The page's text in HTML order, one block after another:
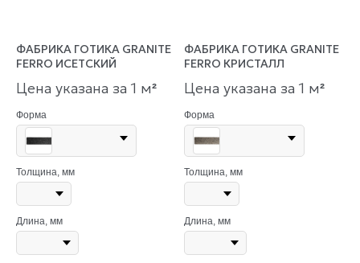
ФАБРИКА ГОТИКА GRANITE
FERRO ИСЕТСКИЙ
Цена указана за 1 м²
Форма
Толщина, мм
Длина, мм
ФАБРИКА ГОТИКА GRANITE
FERRO КРИСТАЛЛ
Цена указана за 1 м²
Форма
Толщина, мм
Длина, мм